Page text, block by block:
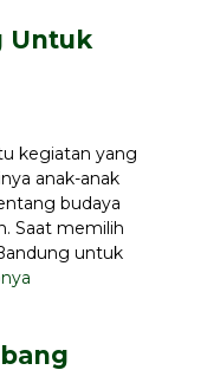
Untuk
kegiatan yang
anak-anak
budaya
Saat memilih
untuk